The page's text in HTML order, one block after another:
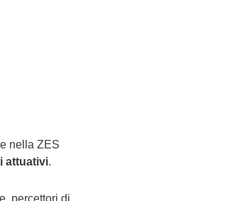
nella ZES
attuativi.
percettori di